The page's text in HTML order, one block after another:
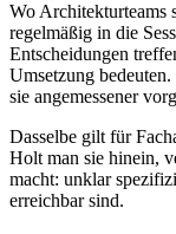
Wo Architekturteams
regelmäßig in die
Entscheidungen
Umsetzung
sie angemessener
Dasselbe gilt für
Holt man sie hinein,
macht: unklar
erreichbar sind.